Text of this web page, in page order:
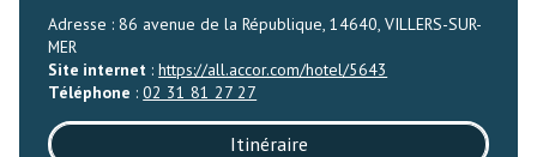
Adresse : 86 avenue de la République, 14640, VILLERS-SUR-
MER
Site internet :https://all.accor.com/hotel/5643
Téléphone :02 31 81 27 27
Itinéraire